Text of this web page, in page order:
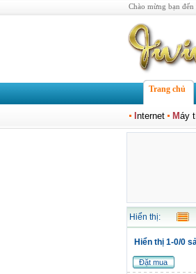
Chào mừng bạn
Trang chủ
nternet Máy
Hiển thị:
Hiển thị 1-0/0
Đặt mua